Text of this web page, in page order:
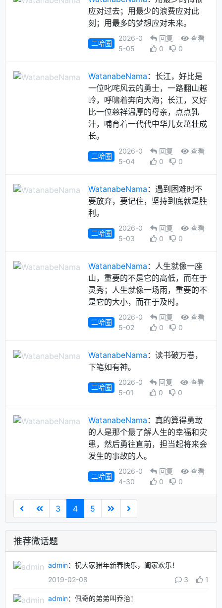
应对过去；用最少的浪费应对此
刻；用最多的梦想应对未来。
二哈圈
2026-0
5-05
回复
查看
0
0
WatanabeNama ：长江，好比是
一位叱咤风云的勇士，一路翻山越
岭，呼啸着奔向大海；长江，又好
比一位慈祥温厚的母亲，点点乳
汁，哺育着一代代中华儿女茁壮成
长。
二哈圈
2026-0
5-04
回复
查看
0
0
WatanabeNama ：遇到困难时不
要放弃，要记住，坚持到底就是胜
利。
二哈圈
2026-0
5-03
回复
查看
0
0
WatanabeNama ：人生就像一座
山，重要的不是它的高低，而在于
灵秀；人生就像一场雨，重要的不
是它的大小，而在于及时。
二哈圈
2026-0
5-02
回复
查看
0
0
WatanabeNama ：读书破万卷，
下笔如有神。
二哈圈
2026-0
5-01
回复
查看
0
0
WatanabeNama ：真的算得勇敢
的人是那个最了解人生的幸福和灾
患，然后勇往直前，担当起将来会
发生的事故的人。
二哈圈
2026-0
4-30
回复
查看
0
0
3 4 5
推荐微话题
admin：祝大家猪年新春快乐，阖家欢乐！
2019-02-08
3 1
admin：佩奇的弟弟叫乔治！